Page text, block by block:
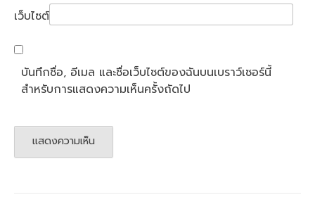
เว็บไซต์
บันทึกชื่อ, อีเมล และชื่อเว็บไซต์ของฉันบนเบราว์เซอร์นี้
สำหรับการแสดงความเห็นครั้งถัดไป